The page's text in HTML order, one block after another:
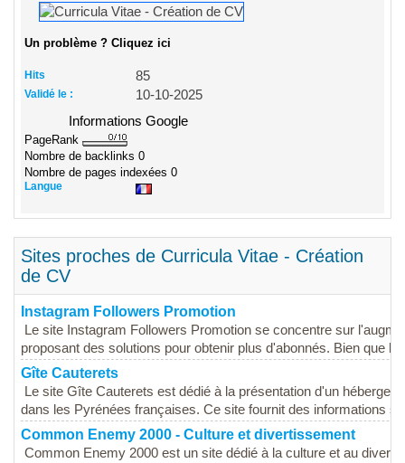
Un problème ? Cliquez ici
Hits 85
Validé le :
10-10-2025
Informations Google
PageRank
Nombre de backlinks 0
Nombre de pages indexées 0
Langue
Sites proches de Curricula Vitae - Création
de CV
Instagram Followers Promotion
Le site Instagram Followers Promotion se concentre sur
proposant des solutions pour obtenir plus d'abonnés. Bien que le
Gîte Cauterets
Le site Gîte Cauterets est dédié à la présentation d'un
dans les Pyrénées françaises. Ce site fournit des informations
Common Enemy 2000 - Culture et divertissement
Common Enemy 2000 est un site dédié à la culture et au